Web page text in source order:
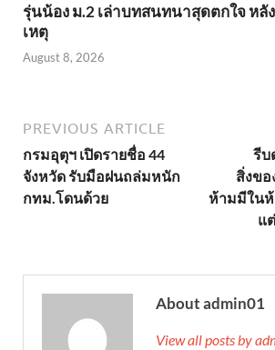
รุ่นน้อง ม.2 เล่าบทสนทนาสุดตกใจ ห
เหตุ
August 8, 2026
PREVIOUS ARTICLE
กรมอุตุฯ เปิดรายชื่อ 44
จังหวัด รับมือฝนถล่มหนัก
กทม.โดนด้วย
รีบ
สิ่งข
ห้ามมีใน
แ
About admin01
View all posts by